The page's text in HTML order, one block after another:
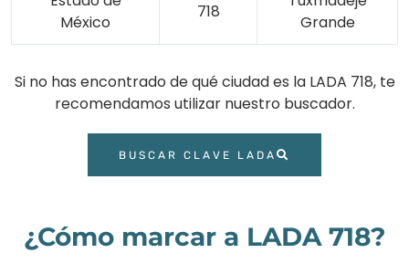
México
718
Grande
Si no has encontrado de qué ciudad es la LADA 718, te
recomendamos utilizar nuestro buscador.
BUSCAR CLAVE LADA
¿Cómo marcar a LADA 718?